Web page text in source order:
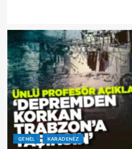
GENEL KARADENIZ